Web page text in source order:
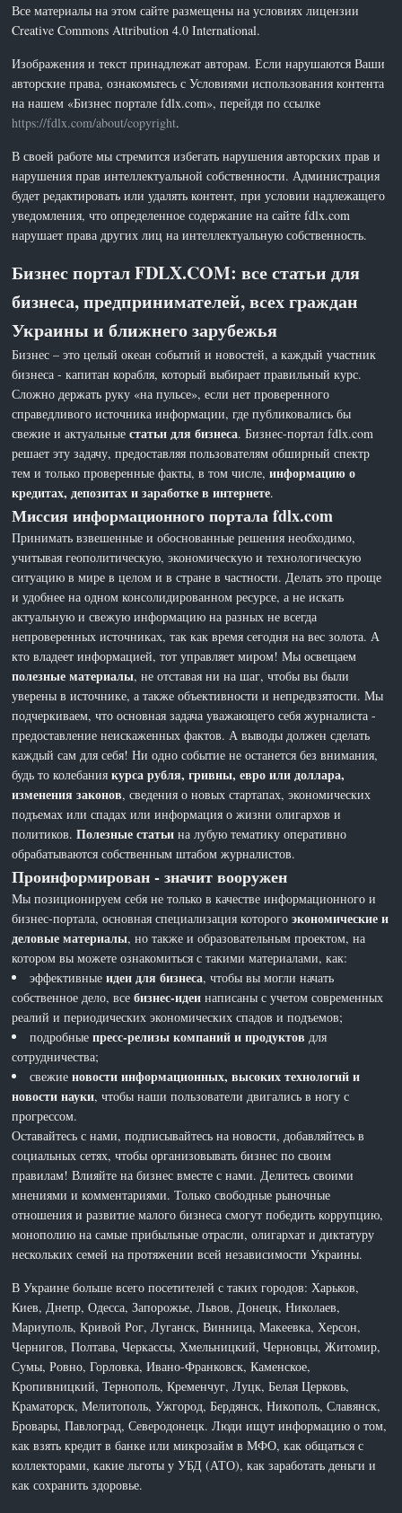
Все материалы на этом сайте размещены на условиях лицензии
Creative Commons Attribution 4.0 International.
Изображения и текст принадлежат авторам. Если нарушаются Ваши
авторские права, ознакомьтесь с Условиями использования контента
на нашем «Бизнес портале fdlx.com», перейдя по ссылке
https://fdlx.com/about/copyright.
В своей работе мы стремится избегать нарушения авторских прав и
нарушения прав интеллектуальной собственности. Администрация
будет редактировать или удалять контент, при условии надлежащего
уведомления, что определенное содержание на сайте fdlx.com
нарушает права других лиц на интеллектуальную собственность.
Бизнес портал FDLX.COM: все статьи для
бизнеса, предпринимателей, всех граждан
Украины и ближнего зарубежья
Бизнес – это целый океан событий и новостей, а каждый участник
бизнеса - капитан корабля, который выбирает правильный курс.
Сложно держать руку «на пульсе», если нет проверенного
справедливого источника информации, где публиковались бы
свежие и актуальныестатьи для бизнеса. Бизнес-портал fdlx.com
решает эту задачу, предоставляя пользователям обширный спектр
тем и только проверенные факты, в том числе,информацию о
кредитах, депозитах и заработке в интернете.
Миссия информационного портала fdlx.com
Принимать взвешенные и обоснованные решения необходимо,
учитывая геополитическую, экономическую и технологическую
ситуацию в мире в целом и в стране в частности. Делать это проще
и удобнее на одном консолидированном ресурсе, а не искать
актуальную и свежую информацию на разных не всегда
непроверенных источниках, так как время сегодня на вес золота. А
кто владеет информацией, тот управляет миром! Мы освещаем
полезные материалы, не отставая ни на шаг, чтобы вы были
уверены в источнике, а также объективности и непредвзятости. Мы
подчеркиваем, что основная задача уважающего себя журналиста -
предоставление неискаженных фактов. А выводы должен сделать
каждый сам для себя! Ни одно событие не останется без внимания,
будь то колебаниякурса рубля, гривны, евро или доллара,
изменения законов, сведения о новых стартапах, экономических
подъемах или спадах или информация о жизни олигархов и
политиков.Полезные статьи на лубую тематику оперативно
обрабатываются собственным штабом журналистов.
Проинформирован - значит вооружен
Мы позиционируем себя не только в качестве информационного и
бизнес-портала, основная специализация которогоэкономические и
деловые материалы, но также и образовательным проектом, на
котором вы можете ознакомиться с такими материалами, как:
эффективныеидеи для бизнеса, чтобы вы могли начать
собственное дело, всебизнес-идеи написаны с учетом современных
реалий и периодических экономических спадов и подъемов;
подробныепресс-релизы компаний и продуктов для
сотрудничества;
свежиеновости информационных, высоких технологий и
новости науки, чтобы наши пользователи двигались в ногу с
прогрессом.
Оставайтесь с нами, подписывайтесь на новости, добавляйтесь в
социальных сетях, чтобы организовывать бизнес по своим
правилам! Влияйте на бизнес вместе с нами. Делитесь своими
мнениями и комментариями. Только свободные рыночные
отношения и развитие малого бизнеса смогут победить коррупцию,
монополию на самые прибыльные отрасли, олигархат и диктатуру
нескольких семей на протяжении всей независимости Украины.
В Украине больше всего посетителей с таких городов: Харьков,
Киев, Днепр, Одесса, Запорожье, Львов, Донецк, Николаев,
Мариуполь, Кривой Рог, Луганск, Винница, Макеевка, Херсон,
Чернигов, Полтава, Черкассы, Хмельницкий, Черновцы, Житомир,
Сумы, Ровно, Горловка, Ивано-Франковск, Каменское,
Кропивницкий, Тернополь, Кременчуг, Луцк, Белая Церковь,
Краматорск, Мелитополь, Ужгород, Бердянск, Никополь, Славянск,
Бровары, Павлоград, Северодонецк. Люди ищут информацию о том,
как взять кредит в банке или микрозайм в МФО, как общаться с
коллекторами, какие льготы у УБД (АТО), как заработать деньги и
как сохранить здоровье.